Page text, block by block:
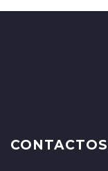
CONTACTOS